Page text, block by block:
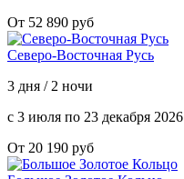
От 52 890 руб
Северо-Восточная Русь
3 дня / 2 ночи
с 3 июля по 23 декабря 2026
От 20 190 руб